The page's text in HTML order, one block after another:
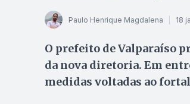
Paulo Henrique Magdalena 18
O prefeito de Valparaíso
da nova diretoria. Em
medidas voltadas ao